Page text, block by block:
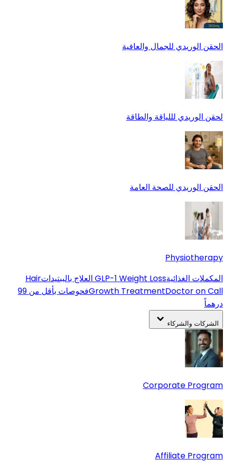
الحقن الوريدي للجمال والعافية
لحقن الوريدي لللياقة والطاقة
الحقن الوريدي للصحة العامة
Physiotherapy
المكملات الغذائيةGLP-1 Weight Loss العلاج بالببتيداتHair
Growth TreatmentDoctor on Call
فحوصات بأقل من 99
درهماً
الشركات والشركاء
Corporate Program
Affiliate Program